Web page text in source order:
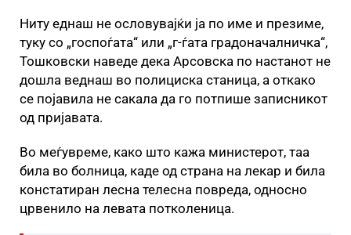
Ниту еднаш не ословувајќи ја по име и презиме,
туку со „госпоѓата“ или „г-ѓата градоначалничка“,
Тошковски наведе дека Арсовска по настанот не
дошла веднаш во полициска станица, а откако
се појавила не сакала да го потпише записникот
од пријавата.
Во меѓувреме, како што кажа министерот, таа
била во болница, каде од страна на лекар и била
констатиран лесна телесна повреда, односно
црвенило на левата потколеница.